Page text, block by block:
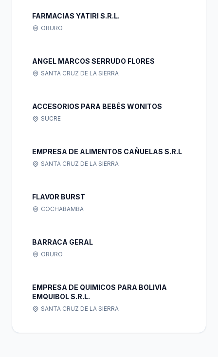
FARMACIAS YATIRI S.R.L.
ORURO
ANGEL MARCOS SERRUDO FLORES
SANTA CRUZ DE LA SIERRA
ACCESORIOS PARA BEBÉS WONITOS
SUCRE
EMPRESA DE ALIMENTOS CAÑUELAS S.R.L
SANTA CRUZ DE LA SIERRA
FLAVOR BURST
COCHABAMBA
BARRACA GERAL
ORURO
EMPRESA DE QUIMICOS PARA BOLIVIA
EMQUIBOL S.R.L.
SANTA CRUZ DE LA SIERRA